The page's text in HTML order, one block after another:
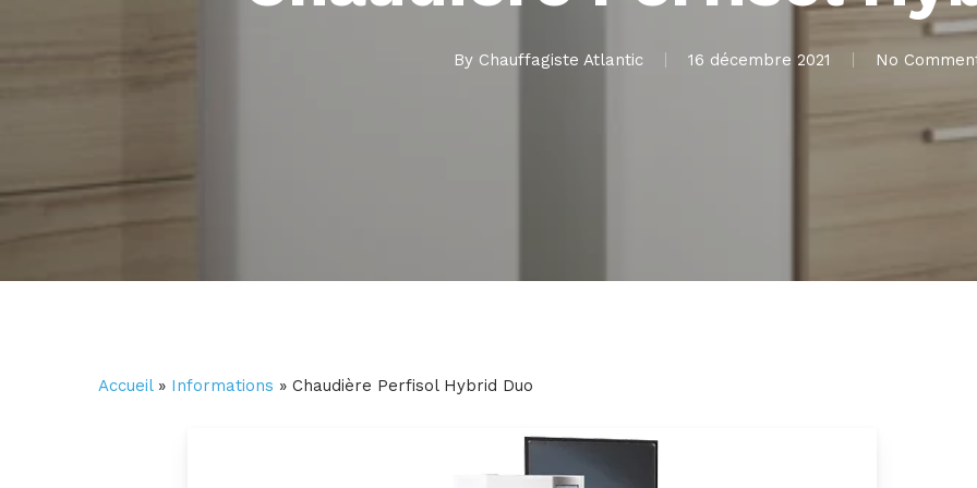
By Chauffagiste Atlantic 16 décembre 2021 No
Accueil» Informations » Chaudière Perfisol Hybrid Duo